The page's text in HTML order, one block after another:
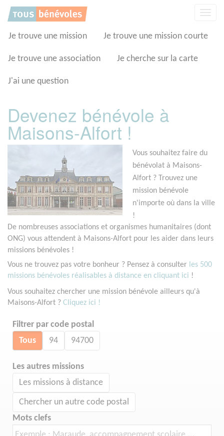
Je trouve une mission Je trouve une mission courte
Je trouve une association Je cherche sur la carte
J'ai une question
Devenez bénévole à
Maisons-Alfort !
Vous souhaitez faire du
bénévolat à Maisons-
Alfort ? Trouvez une
mission bénévole
n'importe où dans la ville
!
De nombreuses associations et organismes humanitaires (dont
ONG) vous attendent à Maisons-Alfort pour les aider dans leurs
missions bénévoles !
Vous ne trouvez pas votre bonheur ? Pensez à consulter les 500
missions bénévoles réalisables à distance en cliquant ici !
Vous souhaitez chercher une mission bénévole ailleurs qu'à
Maisons-Alfort ? Cliquez ici !
Filtrer par code postal
Tous 94 94700
Les autres missions
Les missions à distance
Chercher un autre code postal
Mots clefs
Panneau de gestion des cookies